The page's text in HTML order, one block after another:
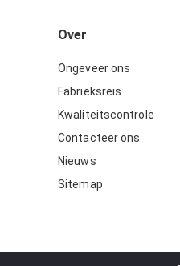
Over
Ongeveer ons
Fabrieksreis
Kwaliteitscontrole
Contacteer ons
Nieuws
Sitemap